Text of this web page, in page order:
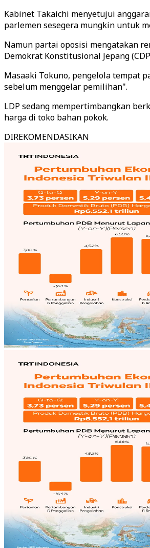
Kabinet Takaichi menyetujui
parlemen sesegera mungkin untuk
Namun partai oposisi mengatakan
Demokrat Konstitusional Jepang
Masaaki Tokuno, pengelola tempat
sebelum menggelar pemilihan".
LDP sedang mempertimbangkan
harga di toko bahan pokok.
DIREKOMENDASIKAN